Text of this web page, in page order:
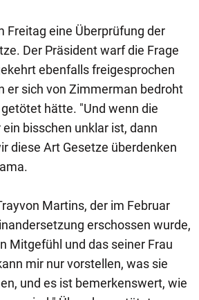
Freitag eine Überprüfung der
Der Präsident warf die Frage
ebenfalls freigesprochen
er sich von Zimmerman bedroht
hätte. "Und wenn die
bisschen unklar ist, dann
diese Art Gesetze überdenken
Martins, der im Februar
erschossen wurde,
Mitgefühl und das seiner Frau
mir nur vorstellen, was sie
und es ist bemerkenswert, wie